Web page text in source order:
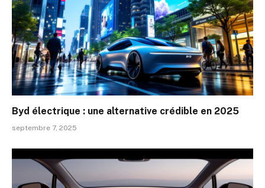
Byd électrique : une alternative crédible en 2025
septembre 7, 2025